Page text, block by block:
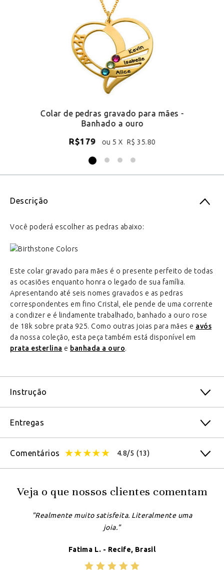
Colar de pedras gravado para mães -
Banhado a ouro
R$179 ou 5 X R$ 35.80
Descrição
Você poderá escolher as pedras abaixo:
Este colar gravado para mães é o presente perfeito de todas
as ocasiões enquanto honra o legado de sua família.
Apresentando até seis nomes gravados e as pedras
correspondentes em fino Cristal, ele pende de uma corrente
a condizer e é lindamente trabalhado, banhado a ouro rose
de 18k sobre prata 925. Como outras joias para mães e avós
da nossa coleção, esta peça também está disponível em
prata esterlina e banhada a ouro.
Instrução
Entregas
Comentários 4.8/5 (13)
Veja o que nossos clientes comentam
"Realmente muito satisfeita. Literalmente uma
joia."
Fatima L. - Recife, Brasil